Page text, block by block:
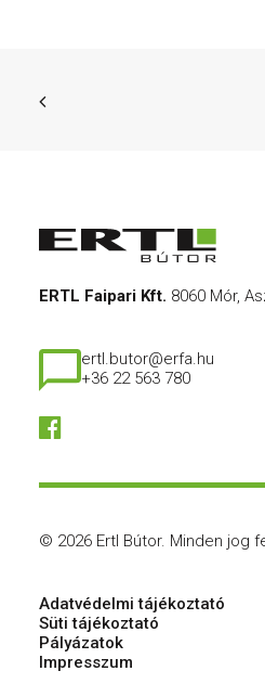
ERTL Faipari Kft. 8060 Mór,
ertl.butor@erfa.hu
+36 22 563 780
© 2026 Ertl Bútor. Minden jog
Adatvédelmi tájékoztató
Süti tájékoztató
Pályázatok
Impresszum